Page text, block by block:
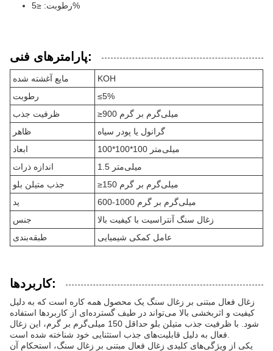
رطوبت: ≤5%
پارامترهای فنی:
مایع آغشته شده
KOH
رطوبت
≤5%
ظرفیت جذب
≥900 میلی‌گرم بر گرم
ظاهر
گرانول یا پودر سیاه
ابعاد
100*100*100 میلی‌متر
اندازه ذرات
1.5 میلی‌متر
جذب متیلن بلو
≥150 میلی‌گرم بر گرم
ید
600-1000 میلی‌گرم بر گرم
جنس
زغال سنگ آنتراسیت با کیفیت بالا
طبقه‌بندی
عامل کمکی شیمیایی
کاربردها:
زغال فعال مبتنی بر زغال سنگ یک محصول همه کاره است که به دلیل
کیفیت و اثربخشی بالا می‌تواند در طیف گسترده‌ای از کاربردها استفاده
شود. با ظرفیت جذب متیلن بلو حداقل 150 میلی‌گرم بر گرم، این زغال
یکی از ویژگی‌های کلیدی زغال فعال مبتنی بر زغال سنگ، استحکام آن